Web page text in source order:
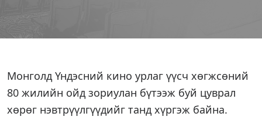
Монголд Үндэсний кино урлаг үүсч хөгжсөний
80 жилийн ойд зориулан бүтээж буй цуврал
хөрөг нэвтрүүлгүүдийг танд хүргэж байна.